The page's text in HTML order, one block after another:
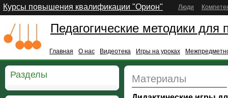
Курсы повышения квалификации "Орион" Люди
Педагогические методики для
Главная О нас Видеотека Игры на уроках
Разделы Материалы